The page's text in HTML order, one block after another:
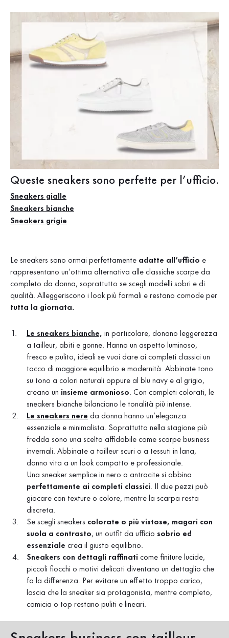
Queste sneakers sono perfette per l’ufficio.
Sneakers gialle
Sneakers bianche
Sneakers grigie
Le sneakers sono ormai perfettamente adatte all’ufficio e
rappresentano un’ottima alternativa alle classiche scarpe da
completo da donna, soprattutto se scegli modelli sobri e di
qualità. Alleggeriscono i look più formali e restano comode per
tutta la giornata.
Le sneakers bianche, in particolare, donano leggerezza
a tailleur, abiti e gonne. Hanno un aspetto luminoso,
fresco e pulito, ideali se vuoi dare ai completi classici un
tocco di maggiore equilibrio e modernità. Abbinate tono
su tono a colori naturali oppure al blu navy e al grigio,
creano un insieme armonioso. Con completi colorati, le
sneakers bianche bilanciano le tonalità più intense.
Le sneakers nere da donna hanno un’eleganza
essenziale e minimalista. Soprattutto nella stagione più
fredda sono una scelta affidabile come scarpe business
invernali. Abbinate a tailleur scuri o a tessuti in lana,
danno vita a un look compatto e professionale.
Una sneaker semplice in nero o antracite si abbina
perfettamente ai completi classici. Il due pezzi può
giocare con texture o colore, mentre la scarpa resta
discreta.
Se scegli sneakers colorate o più vistose, magari con
suola a contrasto, un outfit da ufficio sobrio ed
essenziale crea il giusto equilibrio.
Sneakers con dettagli raffinati come finiture lucide,
piccoli fiocchi o motivi delicati diventano un dettaglio che
fa la differenza. Per evitare un effetto troppo carico,
lascia che la sneaker sia protagonista, mentre completo,
camicia o top restano puliti e lineari.